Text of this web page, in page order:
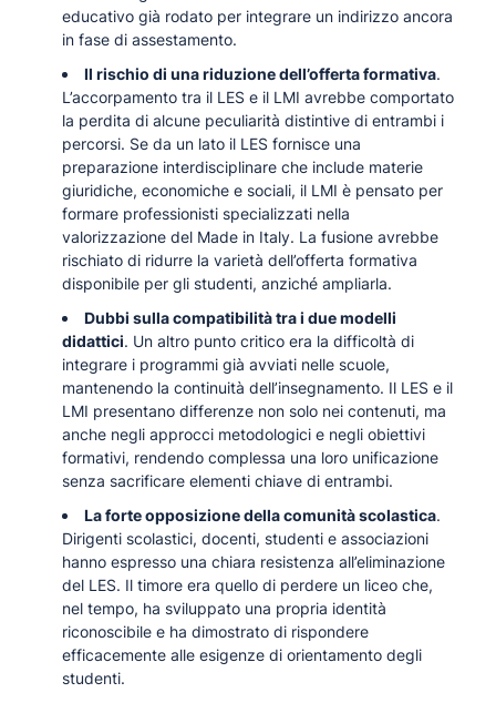
educativo già rodato per integrare un indirizzo ancora
in fase di assestamento.
Il rischio di una riduzione dell’offerta formativa.
L’accorpamento tra il LES e il LMI avrebbe comportato
la perdita di alcune peculiarità distintive di entrambi i
percorsi. Se da un lato il LES fornisce una
preparazione interdisciplinare che include materie
giuridiche, economiche e sociali, il LMI è pensato per
formare professionisti specializzati nella
valorizzazione del Made in Italy. La fusione avrebbe
rischiato di ridurre la varietà dell’offerta formativa
disponibile per gli studenti, anziché ampliarla.
Dubbi sulla compatibilità tra i due modelli
didattici. Un altro punto critico era la difficoltà di
integrare i programmi già avviati nelle scuole,
mantenendo la continuità dell’insegnamento. Il LES e il
LMI presentano differenze non solo nei contenuti, ma
anche negli approcci metodologici e negli obiettivi
formativi, rendendo complessa una loro unificazione
senza sacrificare elementi chiave di entrambi.
La forte opposizione della comunità scolastica.
Dirigenti scolastici, docenti, studenti e associazioni
hanno espresso una chiara resistenza all’eliminazione
del LES. Il timore era quello di perdere un liceo che,
nel tempo, ha sviluppato una propria identità
riconoscibile e ha dimostrato di rispondere
efficacemente alle esigenze di orientamento degli
studenti.